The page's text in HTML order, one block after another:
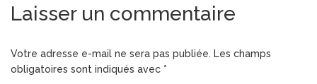
Laisser un commentaire
Votre adresse e-mail ne sera pas publiée. Les champs
obligatoires sont indiqués avec *